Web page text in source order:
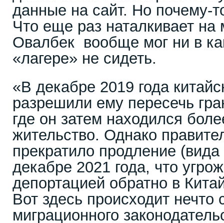
данные на сайт. Но почему-
Что еще раз наталкивает на
Овалбек вообще мог ни в
«лагере» не сидеть.
«В декабре 2019 года
разрешили ему пересечь
где он затем находился
жительство. Однако
прекратило продление
декабре 2021 года, что
депортацией обратно в
Вот здесь происходит
миграционного